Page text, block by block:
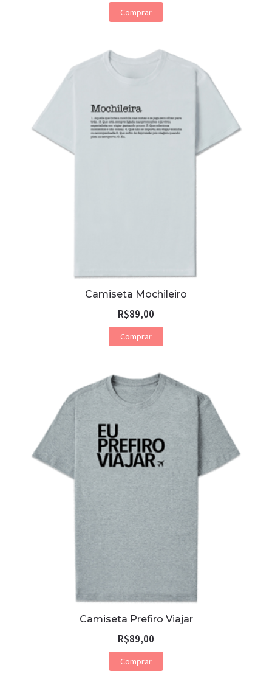
Comprar
Camiseta Mochileiro
R$89,00
Comprar
Camiseta Prefiro Viajar
R$89,00
Comprar